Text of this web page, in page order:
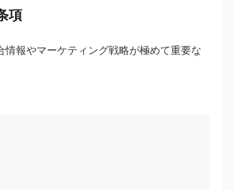
項
情報やマーケティング戦略が極めて重要な